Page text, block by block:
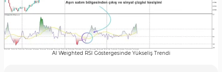
AI Weighted RSI Göstergesinde Yükseliş Trendi